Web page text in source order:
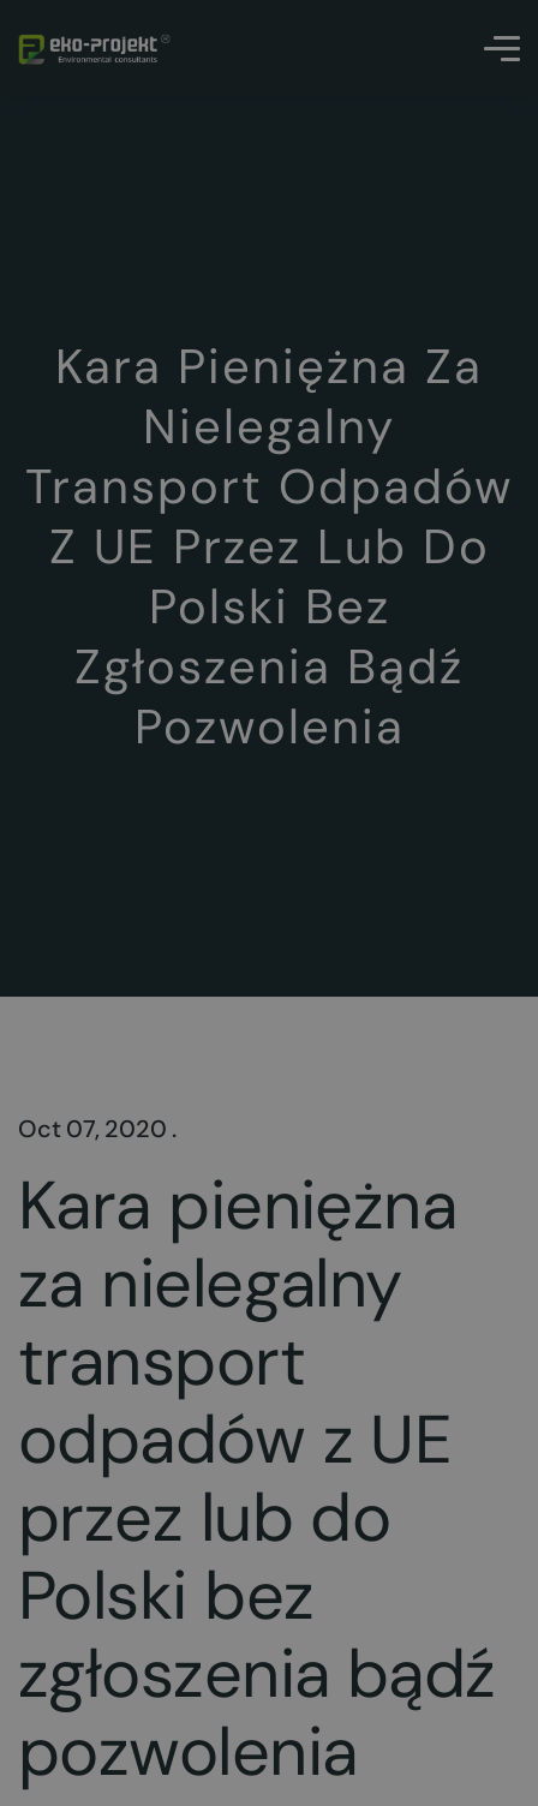
Kara Pieniężna Za
Nielegalny
Transport Odpadów
Z UE Przez Lub Do
Polski Bez
Zgłoszenia Bądź
Pozwolenia
Oct 07, 2020 .
Kara pieniężna
za nielegalny
transport
odpadów z UE
przez lub do
Polski bez
zgłoszenia bądź
pozwolenia